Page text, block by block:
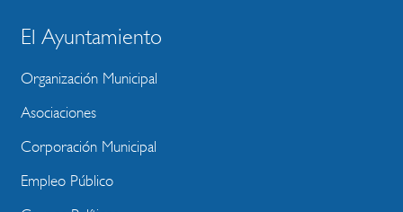
BLOQUE
MENU
WEBSITE
El Ayuntamiento
Organización Municipal
Asociaciones
Corporación Municipal
Empleo Público